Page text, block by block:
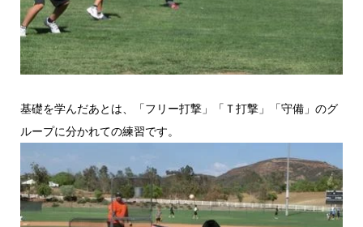
基礎を学んだあとは、「フリー打撃」「Ｔ打撃」「守備」のグ
ループに分かれての練習です。